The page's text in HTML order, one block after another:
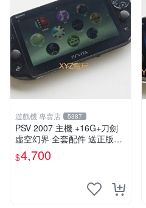
遊戲機 專賣店 5387
PSV 2007 主機 +16G+刀劍
虛空幻界 全套配件 送正版遊
$4,700